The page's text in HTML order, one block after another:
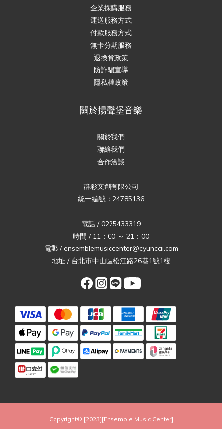
企業採購服務
運送服務方式
付款服務方式
無卡分期服務
退換貨政策
防詐騙宣導
隱私權政策
關於揚聲堡音樂
關於我們
聯絡我們
合作洽談
群彩文創有限公司
統一編號：24785136
電話 / 0225433319
時間 / 11：00 ～ 21：00
電郵 / ensemblemusiccenter@cyuncai.com
地址 / 台北市中山區松江路26巷1號1樓
Copyright© [2023][Ensemble Music Center]